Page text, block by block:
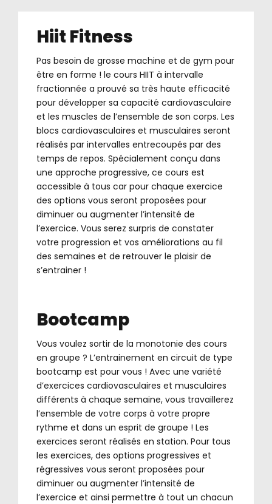
Hiit Fitness
Pas besoin de grosse machine et de gym pour
être en forme ! le cours HIIT à intervalle
fractionnée a prouvé sa très haute efficacité
pour développer sa capacité cardiovasculaire
et les muscles de l’ensemble de son corps. Les
blocs cardiovasculaires et musculaires seront
réalisés par intervalles entrecoupés par des
temps de repos. Spécialement conçu dans
une approche progressive, ce cours est
accessible à tous car pour chaque exercice
des options vous seront proposées pour
diminuer ou augmenter l’intensité de
l’exercice. Vous serez surpris de constater
votre progression et vos améliorations au fil
des semaines et de retrouver le plaisir de
s’entrainer !
Bootcamp
Vous voulez sortir de la monotonie des cours
en groupe ? L’entrainement en circuit de type
bootcamp est pour vous ! Avec une variété
d’exercices cardiovasculaires et musculaires
différents à chaque semaine, vous travaillerez
l’ensemble de votre corps à votre propre
rythme et dans un esprit de groupe ! Les
exercices seront réalisés en station. Pour tous
les exercices, des options progressives et
régressives vous seront proposées pour
diminuer ou augmenter l’intensité de
l’exercice et ainsi permettre à tout un chacun